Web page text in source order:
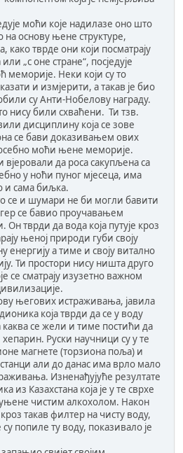
моћи које надилазе оно што
основу њене структуре,
како тврде они који посматрају
„с оне стране“, посједује
меморије. Неки који су то
и измјерити, а такав је био
су Анти-Нобелову награду.
нису били схваћени. Ти тзв.
дисциплину која се зове
се бави доказивањем ових
моћи њене меморије.
вјеровали да роса сакупљена са
у ноћи пуног мјесеца, има
и сама биљка.
се и шумари не би могли бавити
се бавио проучавањем
тврди да вода која путује кроз
њеној природи губи своју
енергију а тиме и своју витално
Ти простори нису ништа друго
се сматрају изузетно важном
његових истраживања, јавила
која тврди да се у воду
се жели и тиме постићи да
Руски научници су у те
магнете (торзиона поља) и
али до данас има врло мало
Изненађујуће резултате
из Казахстана која је у те сврхе
чистим алкохолом. Након
такав филтер на чисту воду,
попиле ту воду, показивало је